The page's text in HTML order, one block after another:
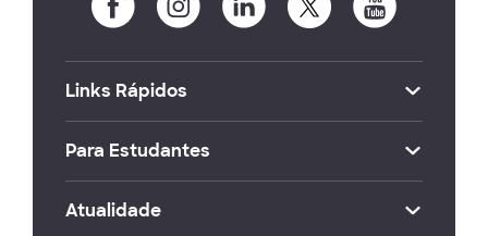
Links Rápidos
Para Estudantes
Atualidade